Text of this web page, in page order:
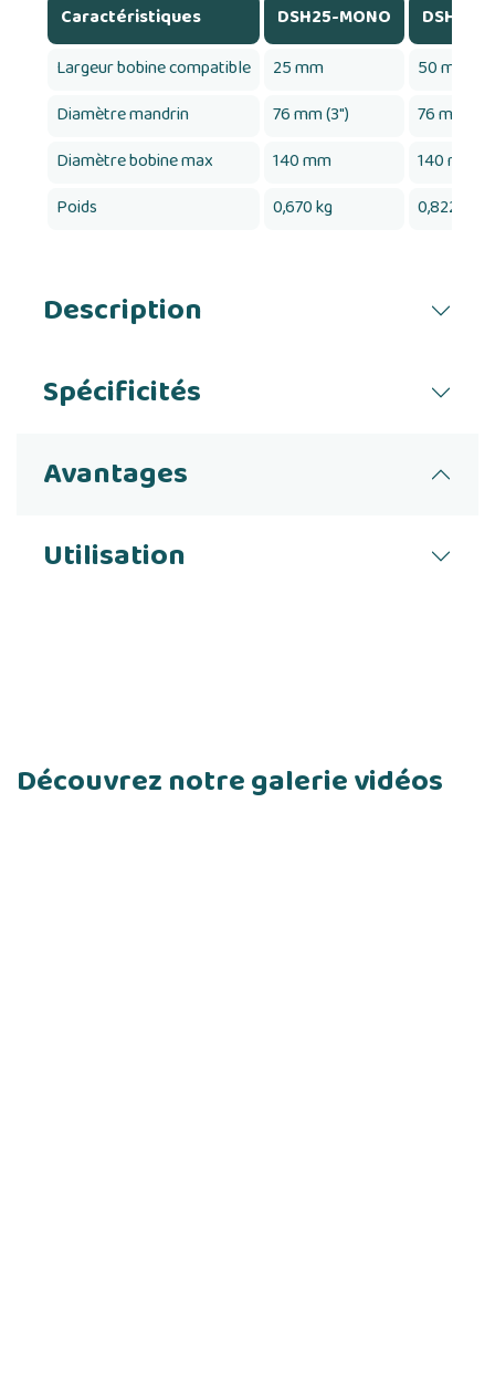
Caractéristiques DSH25-MONO
DSH50-
Largeur bobine compatible
25 mm
50 mm
Diamètre mandrin
76 mm (3")
76 mm (3")
Diamètre bobine max
140 mm
140 mm
Poids
0,670 kg 0,822 kg
Description
Spécificités
Avantages
Utilisation
Découvrez notre galerie vidéos